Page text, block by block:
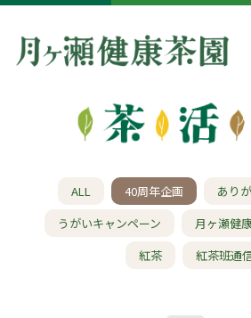
ALL 40周年企画
あり
うがいキャンペーン
月ヶ瀬健
紅茶
紅茶班通